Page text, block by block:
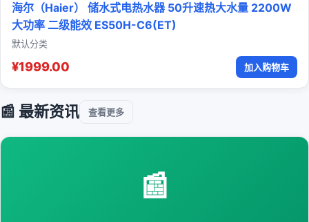
海尔（Haier） 储水式电热水器 50升速热大水量 2200W
大功率 二级能效 ES50H-C6(ET)
默认分类
¥1999.00 加入购物车
📰 最新资讯 查看更多
📰